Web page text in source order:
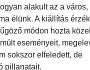
alakult az a város,
élünk. A kiállítás
módon hozta közel
eseményeit,
sokszor elfeledett, de
pillanatait.